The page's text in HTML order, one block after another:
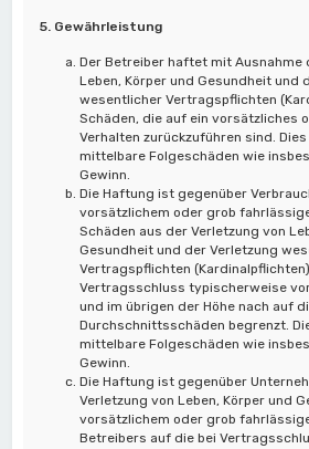
5. Gewährleistung
Der Betreiber haftet mit Ausnahme
Leben, Körper und Gesundheit und
wesentlicher Vertragspflichten
Schäden, die auf ein vorsätzliches
Verhalten zurückzuführen sind.
mittelbare Folgeschäden wie
Gewinn.
Die Haftung ist gegenüber
vorsätzlichem oder grob
Schäden aus der Verletzung von
Gesundheit und der Verletzung
Vertragspflichten
Vertragsschluss typischerweise
und im übrigen der Höhe nach auf
Durchschnittsschäden begrenzt.
mittelbare Folgeschäden wie
Gewinn.
Die Haftung ist gegenüber
Verletzung von Leben, Körper und
vorsätzlichem oder grob
Betreibers auf die bei